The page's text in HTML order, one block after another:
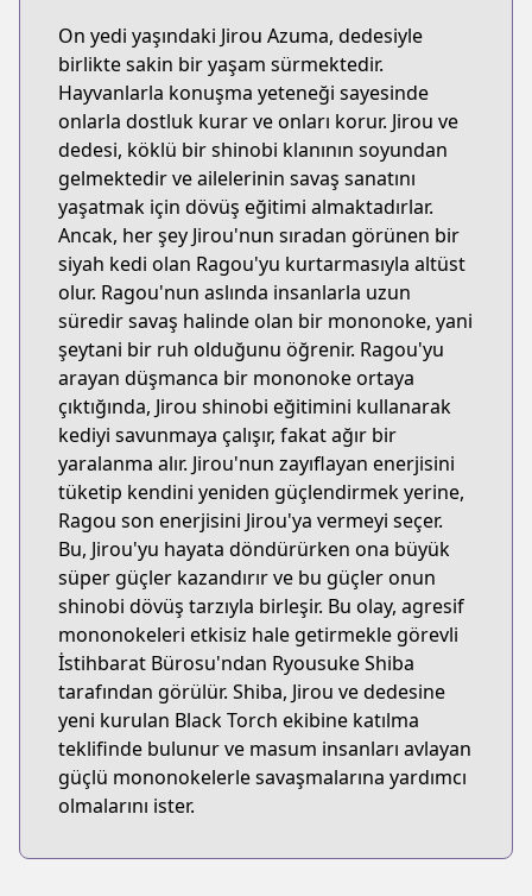
On yedi yaşındaki Jirou Azuma, dedesiyle
birlikte sakin bir yaşam sürmektedir.
Hayvanlarla konuşma yeteneği sayesinde
onlarla dostluk kurar ve onları korur. Jirou ve
dedesi, köklü bir shinobi klanının soyundan
gelmektedir ve ailelerinin savaş sanatını
yaşatmak için dövüş eğitimi almaktadırlar.
Ancak, her şey Jirou'nun sıradan görünen bir
siyah kedi olan Ragou'yu kurtarmasıyla altüst
olur. Ragou'nun aslında insanlarla uzun
süredir savaş halinde olan bir mononoke, yani
şeytani bir ruh olduğunu öğrenir. Ragou'yu
arayan düşmanca bir mononoke ortaya
çıktığında, Jirou shinobi eğitimini kullanarak
kediyi savunmaya çalışır, fakat ağır bir
yaralanma alır. Jirou'nun zayıflayan enerjisini
tüketip kendini yeniden güçlendirmek yerine,
Ragou son enerjisini Jirou'ya vermeyi seçer.
Bu, Jirou'yu hayata döndürürken ona büyük
süper güçler kazandırır ve bu güçler onun
shinobi dövüş tarzıyla birleşir. Bu olay, agresif
mononokeleri etkisiz hale getirmekle görevli
İstihbarat Bürosu'ndan Ryousuke Shiba
tarafından görülür. Shiba, Jirou ve dedesine
yeni kurulan Black Torch ekibine katılma
teklifinde bulunur ve masum insanları avlayan
güçlü mononokelerle savaşmalarına yardımcı
olmalarını ister.